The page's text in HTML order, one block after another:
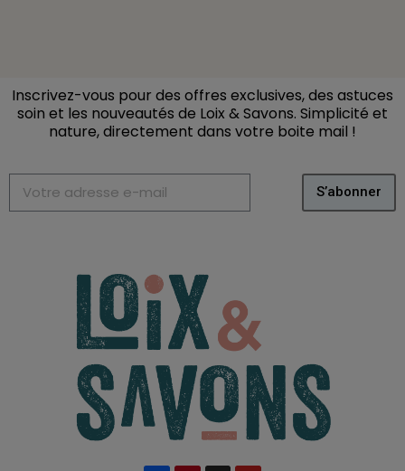
Inscrivez-vous pour des offres exclusives, des astuces
soin et les nouveautés de Loix & Savons. Simplicité et
nature, directement dans votre boite mail !
S’abonner